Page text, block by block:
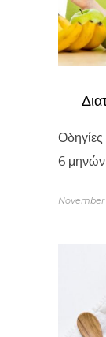
Οδηγίες
6 μηνών
November